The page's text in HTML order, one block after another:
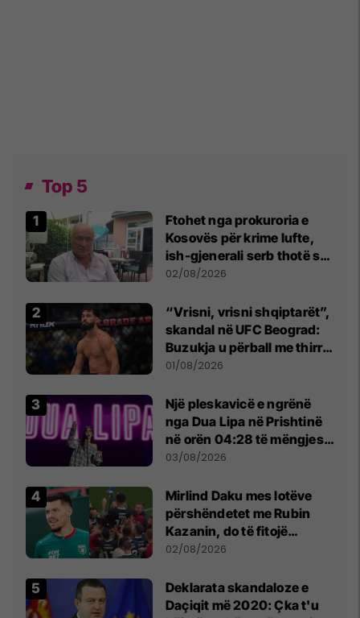
Top 5
Ftohet nga prokuroria e
Kosovës për krime lufte,
ish-gjenerali serb thotë se
dikush e tradhtoi në
02/08/2026
“Vrisni, vrisni shqiptarët”,
skandal në UFC Beograd:
Buzukja u përball me thirrje
anti-shqiptare nga
01/08/2026
Një pleskavicë e ngrënë
nga Dua Lipa në Prishtinë
në orën 04:28 të mëngjesit
- dhe bota digjitale serbe
03/08/2026
Mirlind Daku mes lotëve
përshëndetet me Rubin
Kazanin, do të fitojë
miliona te Spartak Moska
02/08/2026
​Deklarata skandaloze e
Daçiqit më 2020: Çka t'u